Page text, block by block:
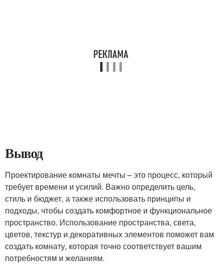
Вывод
Проектирование комнаты мечты – это процесс, который
требует времени и усилий. Важно определить цель,
стиль и бюджет, а также использовать принципы и
подходы, чтобы создать комфортное и функциональное
пространство. Использование пространства, света,
цветов, текстур и декоративных элементов поможет вам
создать комнату, которая точно соответствует вашим
потребностям и желаниям.